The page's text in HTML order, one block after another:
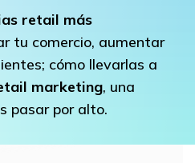
retail más
tu comercio, aumentar
cómo llevarlas a
marketing, una
pasar por alto.